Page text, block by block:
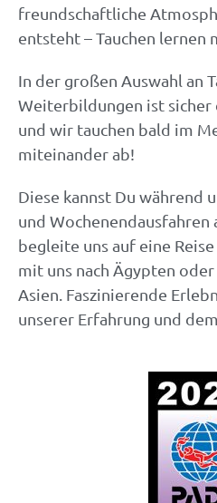
freundschaftliche
entsteht – Tauchen lernen
In der großen Auswahl an
Weiterbildungen ist sicher
und wir tauchen bald im
miteinander ab!
Diese kannst Du während
und
begleite uns auf eine
mit uns nach Ägypten
Asien. Faszinierende
unserer Erfahrung und